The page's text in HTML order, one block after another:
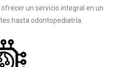
un servicio integral en un
hasta odontopediatría.